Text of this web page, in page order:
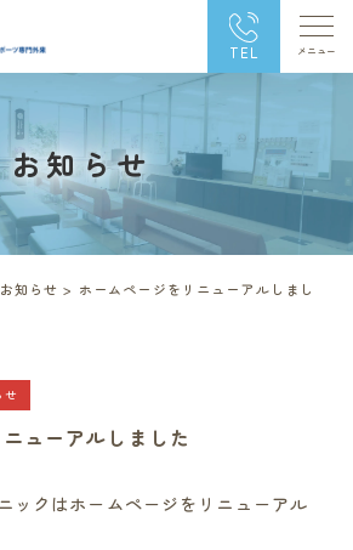
TEL
お知らせ
お知らせ > ホームページをリニューアルしまし
せ
ューアルしました
ックはホームページをリニューアル